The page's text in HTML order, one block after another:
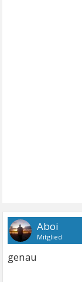
Aboi
Mitglied
genau